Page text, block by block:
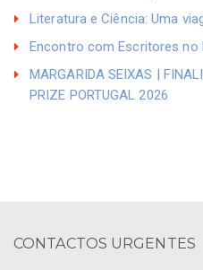
Literatura e Ciência: Uma
Encontro com Escritores no
MARGARIDA SEIXAS |
PRIZE PORTUGAL 2026
CONTACTOS URGENTES